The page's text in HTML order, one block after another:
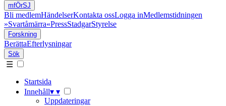
mfÖrSJ
Bli medlemHändelserKontakta ossLogga inMedlemstidningen
»Svartåmärra«PressStadgarStyrelse
Forskning
BerättaEfterlysningar
Sök
☰
Startsida
Innehåll▾ ▾
Uppdateringar